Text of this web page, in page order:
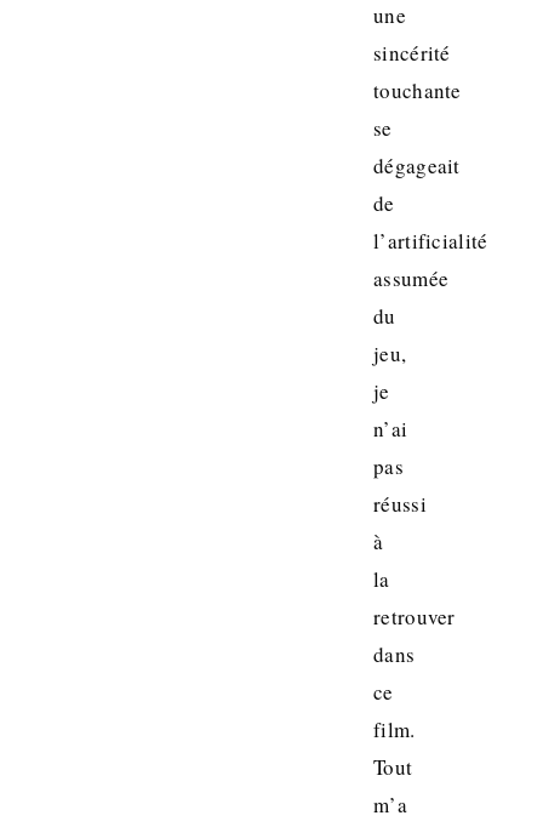
une
sincérité
touchante
se
dégageait
de
l’artificialité
assumée
du
jeu,
je
n’ai
pas
réussi
à
la
retrouver
dans
ce
film.
Tout
m’a